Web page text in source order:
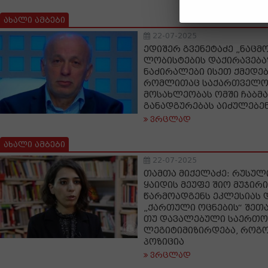
ახალი ამბები
22-07-2025
ედიშერ გვენეტაძე
ლობისტების
ნაძირალები ისეთ
რომლითაც
მოსახლეობას ომში
განადგურებას
ვრცლად
ახალი ამბები
22-07-2025
თამთა მიქელაძე:
ყაიდის მეუფე შიო
წარმოადგენს ეკლესიას
„ქართული ოცნების“
თუ დავალებული საერთო
ლეგიტიმიზირდება,
პოზიცია
ვრცლად